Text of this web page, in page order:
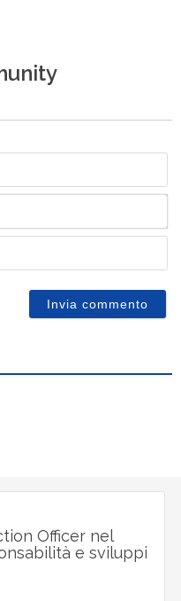
Officer nel
e sviluppi